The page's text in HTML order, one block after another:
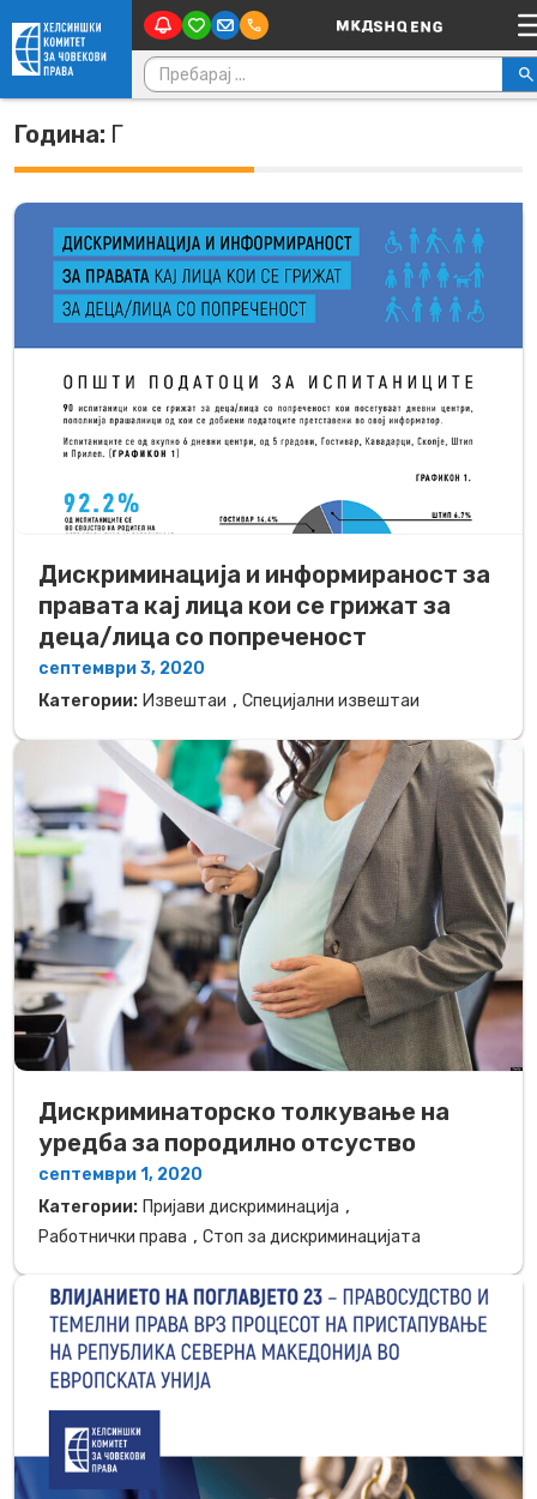
Skip to content Main Navigation
Пребарувај за:
Година: Г
Дискриминација и информираност за
правата кај лица кои се грижат за
деца/лица со попреченост
септември 3, 2020
Категории: Извештаи , Специјални извештаи
Дискриминаторско толкување на
уредба за породилно отсуство
септември 1, 2020
Категории: Пријави дискриминација ,
Работнички права , Стоп за дискриминацијата